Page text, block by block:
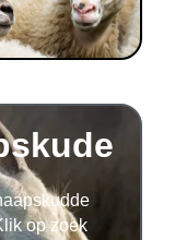
op zoek